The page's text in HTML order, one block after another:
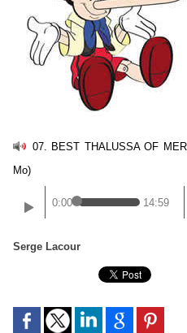
07. BEST THALUSSA OF
Mo)
0:00 14:59
Serge Lacour